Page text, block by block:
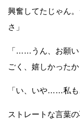
興奮してたじゃん
さ」
「 …… うん、お願
ごく、嬉しかったか
「い、いや……私も
ストレートな言葉